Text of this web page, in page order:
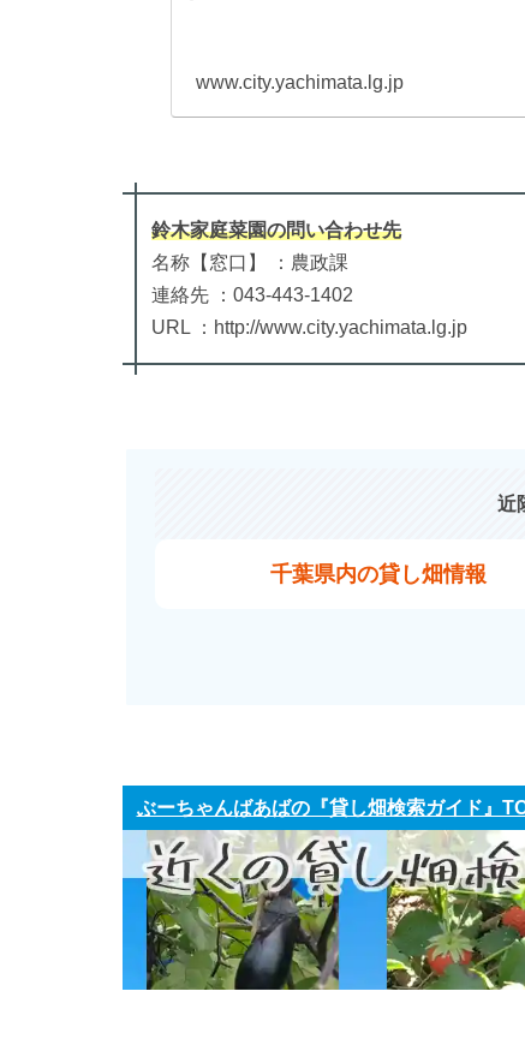
www.city.yachimata.lg.jp
鈴木家庭菜園の問い合わせ先
名称【窓口】 ：農政課
連絡先 ：043-443-1402
URL ：http://www.city.yachimata.lg.jp
近
千葉県内の貸し畑情報
ぶーちゃんばあばの『貸し畑検索ガイド』